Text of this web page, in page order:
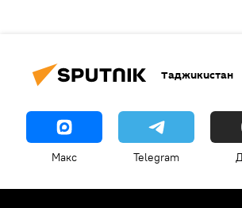
Таджикистан
Макс Telegram